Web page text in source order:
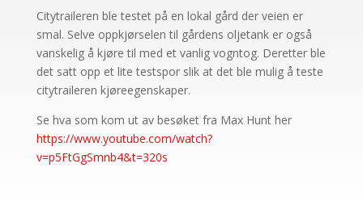
Citytraileren ble testet på en lokal gård der veien er
smal. Selve oppkjørselen til gårdens oljetank er også
vanskelig å kjøre til med et vanlig vogntog. Deretter ble
det satt opp et lite testspor slik at det ble mulig å teste
citytraileren kjøreegenskaper.
Se hva som kom ut av besøket fra Max Hunt her
https://www.youtube.com/watch?
v=p5FtGgSmnb4&t=320s